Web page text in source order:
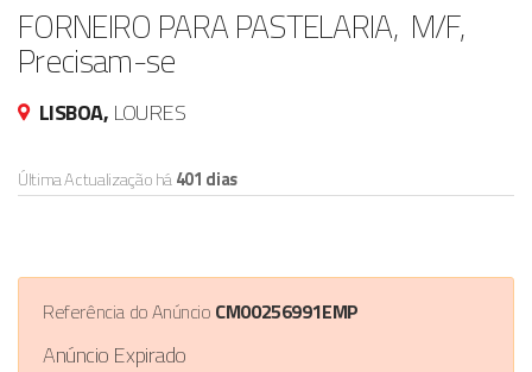
FORNEIRO PARA PASTELARIA, M/F,
Precisam-se
LISBOA, LOURES
Última Actualização há401 dias
Referência do Anúncio CM00256991EMP
Anúncio Expirado